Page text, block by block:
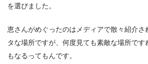
を選びました。
恵さんがめぐったのはメディアで散々紹介さ
タな場所ですが、何度見ても素敵な場所です
もなるってもんです。